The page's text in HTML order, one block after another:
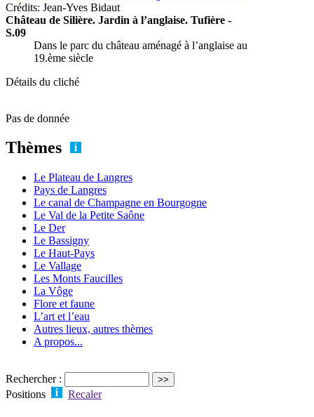
Crédits: Jean-Yves Bidaut
Château de Silière. Jardin à l’anglaise. Tufière -
S.09
Dans le parc du château aménagé à l’anglaise au
19.ème siècle
Détails du cliché
Pas de donnée
Thèmes
Le Plateau de Langres
Pays de Langres
Le canal de Champagne en Bourgogne
Le Val de la Petite Saône
Le Der
Le Bassigny
Le Haut-Pays
Le Vallage
Les Monts Faucilles
La Vôge
Flore et faune
L’art et l’eau
Autres lieux, autres thèmes
A propos...
Rechercher :
Positions
Recaler